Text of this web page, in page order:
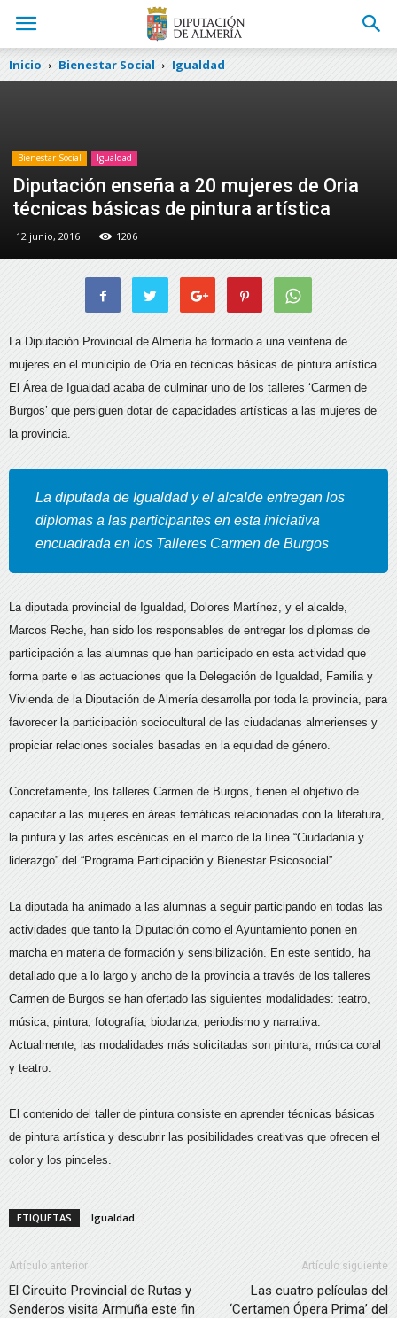
Inicio Bienestar Social Igualdad
Bienestar Social Igualdad
Diputación enseña a 20 mujeres de Oria
técnicas básicas de pintura artística
12 junio, 2016 1206
La Diputación Provincial de Almería ha formado a una veintena de
mujeres en el municipio de Oria en técnicas básicas de pintura artística.
El Área de Igualdad acaba de culminar uno de los talleres ‘Carmen de
Burgos’ que persiguen dotar de capacidades artísticas a las mujeres de
la provincia.
La diputada de Igualdad y el alcalde entregan los
diplomas a las participantes en esta iniciativa
encuadrada en los Talleres Carmen de Burgos
La diputada provincial de Igualdad, Dolores Martínez, y el alcalde,
Marcos Reche, han sido los responsables de entregar los diplomas de
participación a las alumnas que han participado en esta actividad que
forma parte e las actuaciones que la Delegación de Igualdad, Familia y
Vivienda de la Diputación de Almería desarrolla por toda la provincia, para
favorecer la participación sociocultural de las ciudadanas almerienses y
propiciar relaciones sociales basadas en la equidad de género.
Concretamente, los talleres Carmen de Burgos, tienen el objetivo de
capacitar a las mujeres en áreas temáticas relacionadas con la literatura,
la pintura y las artes escénicas en el marco de la línea “Ciudadanía y
liderazgo” del “Programa Participación y Bienestar Psicosocial”.
La diputada ha animado a las alumnas a seguir participando en todas las
actividades que tanto la Diputación como el Ayuntamiento ponen en
marcha en materia de formación y sensibilización. En este sentido, ha
detallado que a lo largo y ancho de la provincia a través de los talleres
Carmen de Burgos se han ofertado las siguientes modalidades: teatro,
música, pintura, fotografía, biodanza, periodismo y narrativa.
Actualmente, las modalidades más solicitadas son pintura, música coral
y teatro.
El contenido del taller de pintura consiste en aprender técnicas básicas
de pintura artística y descubrir las posibilidades creativas que ofrecen el
color y los pinceles.
ETIQUETAS Igualdad
Artículo anterior
El Circuito Provincial de Rutas y
Senderos visita Armuña este fin
Artículo siguiente
Las cuatro películas del
‘Certamen Ópera Prima’ del